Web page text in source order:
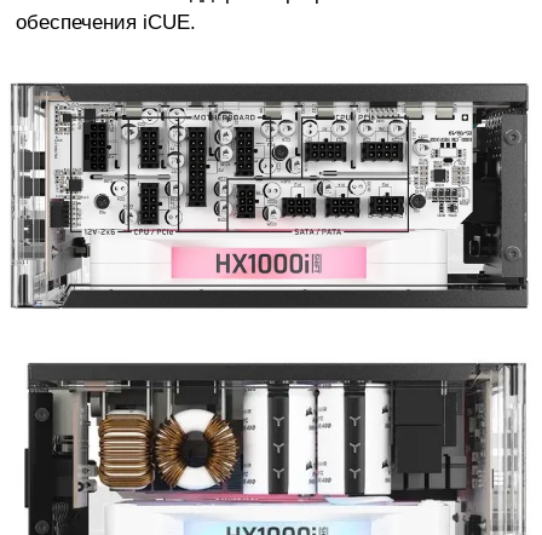
обеспечения iCUE.